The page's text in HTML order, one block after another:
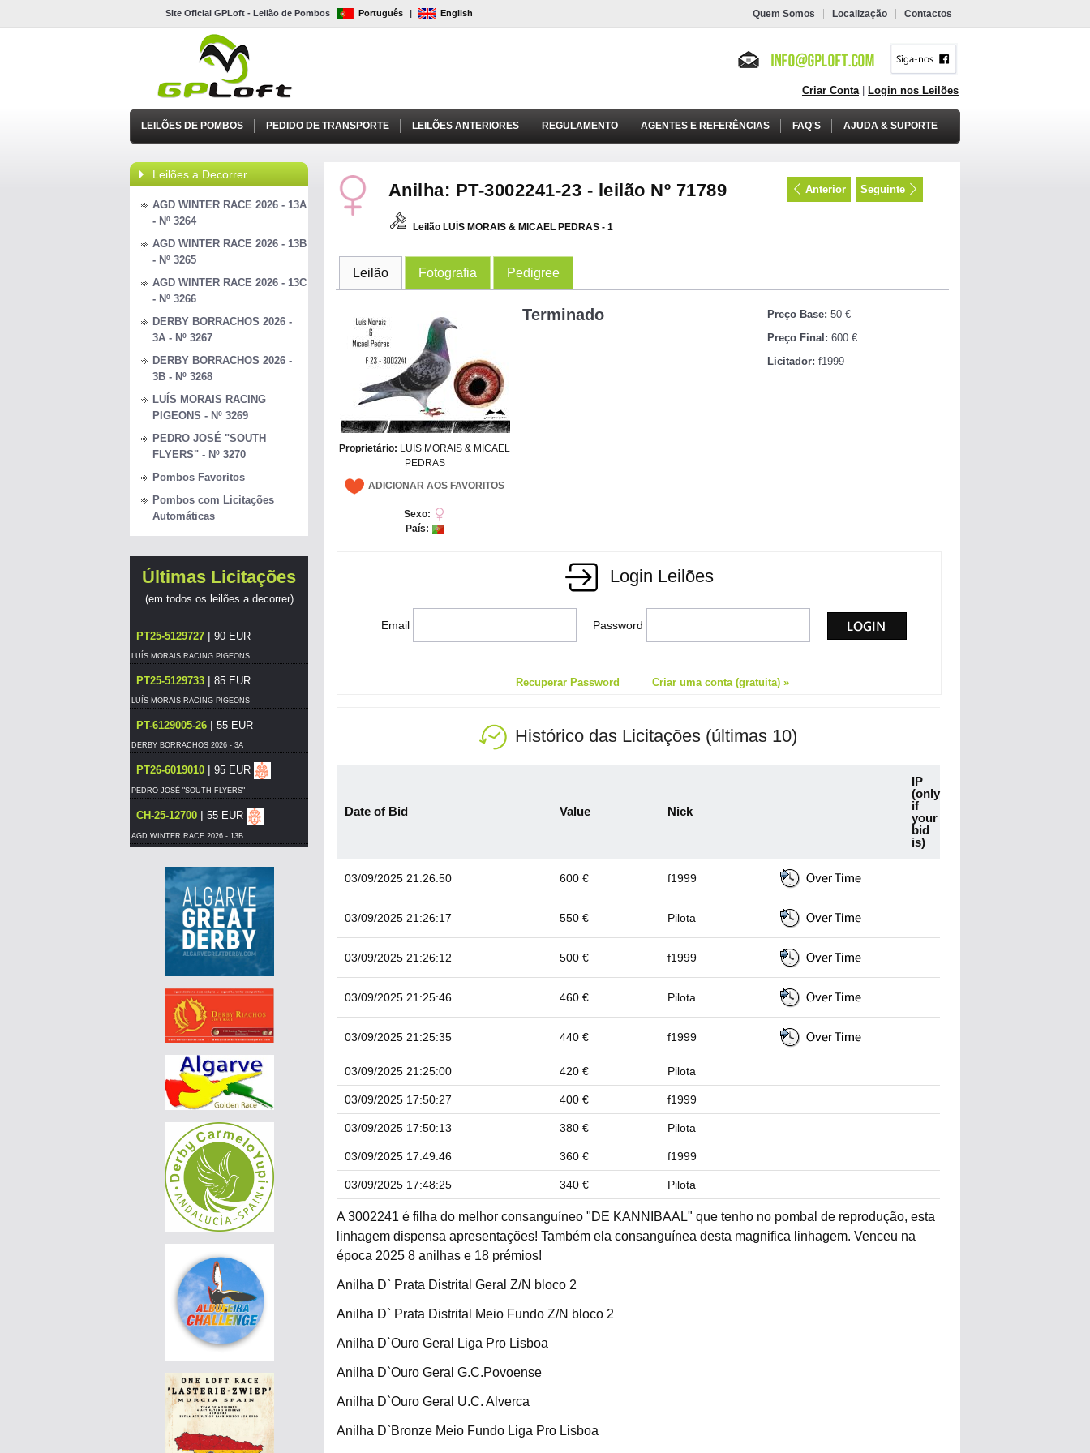
Site Oficial GPLoft - Leilão de Pombos Português | English Quem Somos Localização Contactos
Criar Conta| Login nos Leilões
LEILÕES DE POMBOS PEDIDO DE TRANSPORTE LEILÕES ANTERIORES REGULAMENTO AGENTES E REFERÊNCIAS FAQ'S AJUDA & SUPORTE
Leilões a Decorrer
AGD WINTER RACE 2026 - 13A
- Nº 3264
AGD WINTER RACE 2026 - 13B
- Nº 3265
AGD WINTER RACE 2026 - 13C
- Nº 3266
DERBY BORRACHOS 2026 -
3A - Nº 3267
DERBY BORRACHOS 2026 -
3B - Nº 3268
LUÍS MORAIS RACING
PIGEONS - Nº 3269
PEDRO JOSÉ "SOUTH
FLYERS" - Nº 3270
Pombos Favoritos
Pombos com Licitações
Automáticas
Últimas Licitações
(em todos os leilões a decorrer)
PT25-5129727 | 90 EUR
LUÍS MORAIS RACING PIGEONS
PT25-5129733 | 85 EUR
LUÍS MORAIS RACING PIGEONS
PT-6129005-26 | 55 EUR
DERBY BORRACHOS 2026 - 3A
PT26-6019010 | 95 EUR
PEDRO JOSÉ "SOUTH FLYERS"
CH-25-12700 | 55 EUR
AGD WINTER RACE 2026 - 13B
LUÍS MORAIS RACING PIGEONS
PT-6206601-26|55 EUR
DERBY BORRACHOS 2026 - 3A
PT21-1270805|100 EUR
PT26-6007323|65 EUR
LUÍS MORAIS RACING PIGEONS
PT25-5350908|95 EUR
PEDRO JOSÉ "SOUTH FLYERS"
297-015|400 EUR
PEDRO JOSÉ "SOUTH FLYERS"
360 EUR
PEDRO JOSÉ "SOUTH FLYERS"
297-015| 360 EUR
PEDRO JOSÉ "SOUTH FLYERS"
|320 EUR
300 EUR
PEDRO JOSÉ "SOUTH FLYERS"
Anilha: PT-3002241-23 - leilão Nº 71789
Leilão LUÍS MORAIS & MICAEL PEDRAS - 1
Anterior Seguinte
Leilão Fotografia Pedigree
Proprietário: LUIS MORAIS & MICAEL
PEDRAS
ADICIONAR AOS FAVORITOS
Sexo:
País:
Terminado Preço Base: 50 €
Preço Final: 600 €
Licitador: f1999
Login Leilões
Email Password
Recuperar Password Criar uma conta (gratuita) »
Histórico das Licitações (últimas 10)
Date of Bid Value Nick
IP
(only
if
your
bid
is)
03/09/2025 21:26:50 600 € f1999
03/09/2025 21:26:17 550 € Pilota
03/09/2025 21:26:12 500 € f1999
03/09/2025 21:25:46 460 € Pilota
03/09/2025 21:25:35 440 € f1999
03/09/2025 21:25:00 420 € Pilota
03/09/2025 17:50:27 400 € f1999
03/09/2025 17:50:13 380 € Pilota
03/09/2025 17:49:46 360 € f1999
03/09/2025 17:48:25 340 € Pilota
A 3002241 é filha do melhor consanguíneo "DE KANNIBAAL" que tenho no pombal de reprodução, esta
linhagem dispensa apresentações! Também ela consanguínea desta magnifica linhagem. Venceu na
época 2025 8 anilhas e 18 prémios!
Anilha D` Prata Distrital Geral Z/N bloco 2
Anilha D` Prata Distrital Meio Fundo Z/N bloco 2
Anilha D`Ouro Geral Liga Pro Lisboa
Anilha D`Ouro Geral G.C.Povoense
Anilha D`Ouro Geral U.C. Alverca
Anilha D`Bronze Meio Fundo Liga Pro Lisboa